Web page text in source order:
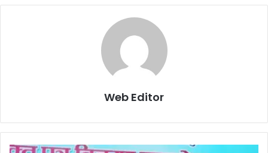
Web Editor